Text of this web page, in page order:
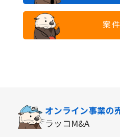
案
オンライン事業の
ラッコM&A